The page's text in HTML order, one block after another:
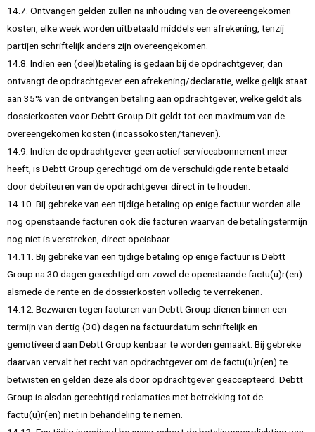
14.7. Ontvangen gelden zullen na inhouding van de overeengekomen
kosten, elke week worden uitbetaald middels een afrekening, tenzij
partijen schriftelijk anders zijn overeengekomen.
14.8. Indien een (deel)betaling is gedaan bij de opdrachtgever, dan
ontvangt de opdrachtgever een afrekening/declaratie, welke gelijk staat
aan 35% van de ontvangen betaling aan opdrachtgever, welke geldt als
dossierkosten voor Debtt Group Dit geldt tot een maximum van de
overeengekomen kosten (incassokosten/tarieven).
14.9. Indien de opdrachtgever geen actief serviceabonnement meer
heeft, is Debtt Group gerechtigd om de verschuldigde rente betaald
door debiteuren van de opdrachtgever direct in te houden.
14.10. Bij gebreke van een tijdige betaling op enige factuur worden alle
nog openstaande facturen ook die facturen waarvan de betalingstermijn
nog niet is verstreken, direct opeisbaar.
14.11. Bij gebreke van een tijdige betaling op enige factuur is Debtt
Group na 30 dagen gerechtigd om zowel de openstaande factu(u)r(en)
alsmede de rente en de dossierkosten volledig te verrekenen.
14.12. Bezwaren tegen facturen van Debtt Group dienen binnen een
termijn van dertig (30) dagen na factuurdatum schriftelijk en
gemotiveerd aan Debtt Group kenbaar te worden gemaakt. Bij gebreke
daarvan vervalt het recht van opdrachtgever om de factu(u)r(en) te
betwisten en gelden deze als door opdrachtgever geaccepteerd. Debtt
Group is alsdan gerechtigd reclamaties met betrekking tot de
factu(u)r(en) niet in behandeling te nemen.